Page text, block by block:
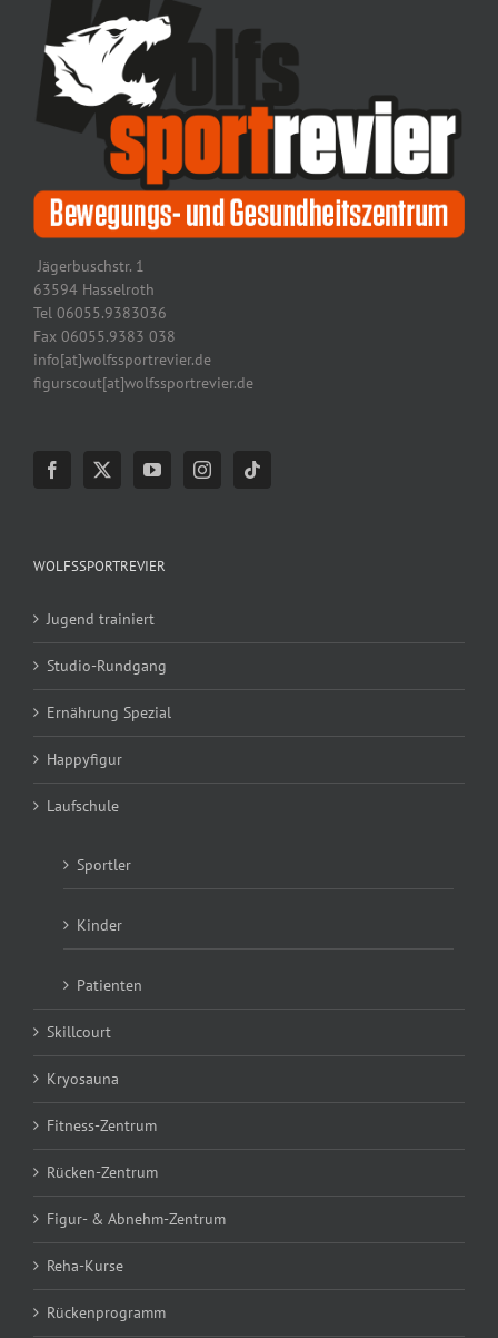
Jägerbuschstr. 1
63594 Hasselroth
Tel 06055.9383036
Fax 06055.9383 038
info[at]wolfssportrevier.de
figurscout[at]wolfssportrevier.de
WOLFSSPORTREVIER
Jugend trainiert
Studio-Rundgang
Ernährung Spezial
Happyfigur
Laufschule
Sportler
Kinder
Patienten
Skillcourt
Kryosauna
Fitness-Zentrum
Rücken-Zentrum
Figur- & Abnehm-Zentrum
Reha-Kurse
Rückenprogramm